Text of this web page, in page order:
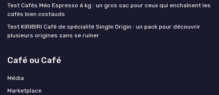
Test Cafés Méo Espresso 6 kg : un gros sac pour ceux qui enchaînent les
cafés bien costauds
Test KIRIBIRI Café de spécialité Single Origin : un pack pour découvrir
plusieurs origines sans se ruiner
Café ou Café
Média
Marketplace